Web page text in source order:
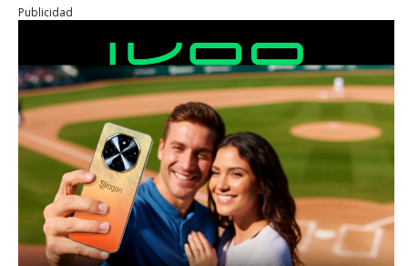
Publicidad